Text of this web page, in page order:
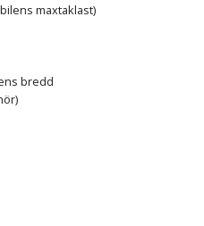
maxtaklast)
bredd